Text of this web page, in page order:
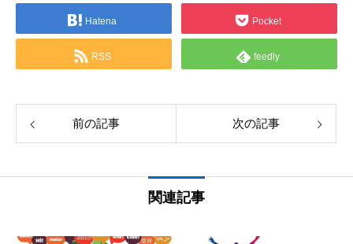
Hatena Pocket
RSS feedly
前の記事 次の記事
関連記事